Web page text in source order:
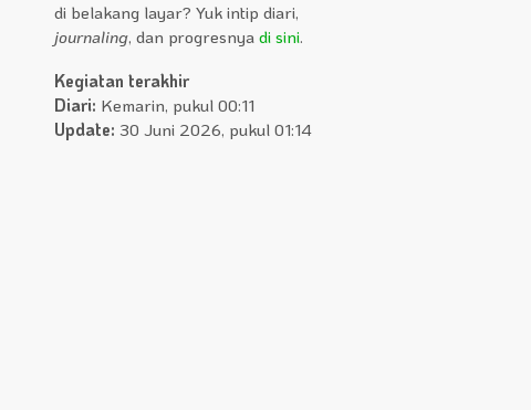
di belakang layar? Yuk intip diari,
journaling, dan progresnyadi sini.
Kegiatan terakhir
Diari: Kemarin, pukul 00:11
Update: 30 Juni 2026, pukul 01:14